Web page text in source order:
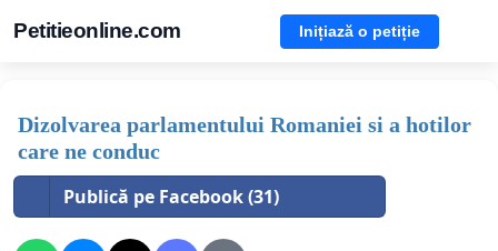
Petitieonline.com Inițiază o petiție
Dizolvarea parlamentului Romaniei si a hotilor
care ne conduc
Publică pe Facebook (31)